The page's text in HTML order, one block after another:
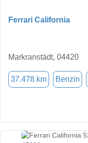
Ferrari California
Markranstädt, 04420
37.478 km Benzin